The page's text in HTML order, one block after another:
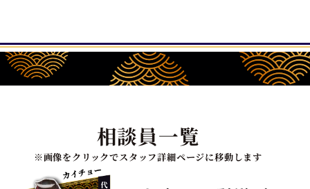
相談員一覧
※画像をクリックでスタッフ詳細ページに移動します